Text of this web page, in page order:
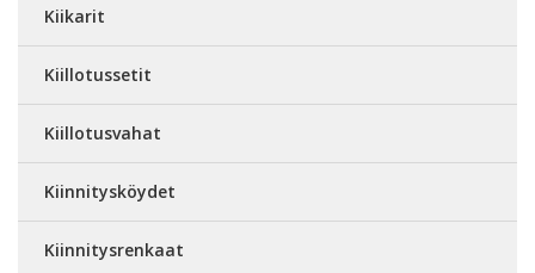
Kiikarit
Kiillotussetit
Kiillotusvahat
Kiinnitysköydet
Kiinnitysrenkaat